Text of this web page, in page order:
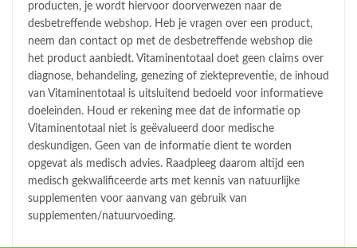
producten, je wordt hiervoor doorverwezen naar de
desbetreffende webshop. Heb je vragen over een product,
neem dan contact op met de desbetreffende webshop die
het product aanbiedt. Vitaminentotaal doet geen claims over
diagnose, behandeling, genezing of ziektepreventie, de inhoud
van Vitaminentotaal is uitsluitend bedoeld voor informatieve
doeleinden. Houd er rekening mee dat de informatie op
Vitaminentotaal niet is geëvalueerd door medische
deskundigen. Geen van de informatie dient te worden
opgevat als medisch advies. Raadpleeg daarom altijd een
medisch gekwalificeerde arts met kennis van natuurlijke
supplementen voor aanvang van gebruik van
supplementen/natuurvoeding.